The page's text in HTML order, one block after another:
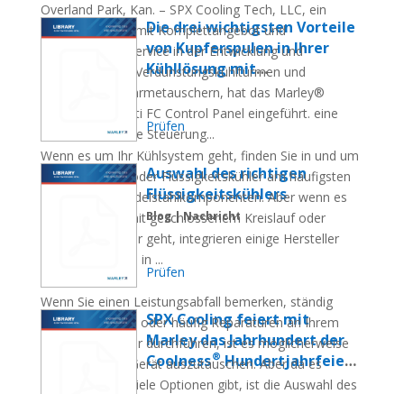
Overland Park, Kan. – SPX Cooling Tech, LLC, ein
Branchenführer mit Komplettangebot und
umfassendem Service in der Entwicklung und
Herstellung von Verdunstungskühltürmen und
luftgekühlten Wärmetauschern, hat das Marley®
CoolBoost® Opti FC Control Panel eingeführt. eine
neue und intuitive Steuerung...
Die drei wichtigsten Vorteile
von Kupferspulen in Ihrer
Kühllösung mit
geschlossenem Kreislauf
Blog | Nachricht
Wenn es um Ihr Kühlsystem geht, finden Sie in und um
Ihren Kühlturm oder Flüssigkeitskühler am häufigsten
verzinkte oder Edelstahlkomponenten. Aber wenn es
um Kühltürme mit geschlossenem Kreislauf oder
Flüssigkeitskühler geht, integrieren einige Hersteller
Kupferschlangen in ...
Prüfen
Auswahl des richtigen
Flüssigkeitskühlers
Blog | Nachricht
Wenn Sie einen Leistungsabfall bemerken, ständig
Probleme haben oder häufig Reparaturen an Ihrem
Flüssigkeitskühler durchführen, ist es möglicherweise
an der Zeit, Ihr Gerät auszutauschen. Aber da es
mittlerweile so viele Optionen gibt, ist die Auswahl des
Prüfen
SPX Cooling feiert mit
Marley das Jahrhundert der
Coolness®Hundertjahrfeier
Blog | Nachricht